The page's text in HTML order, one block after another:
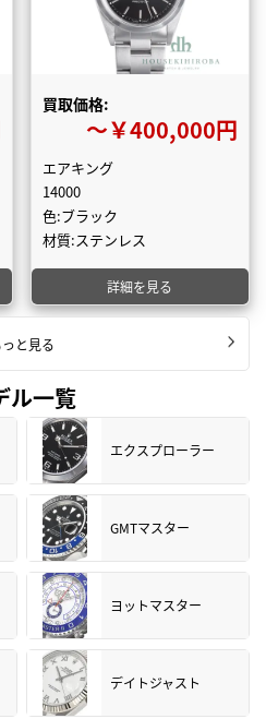
買取価格:
〜￥400,000円
エアキング
14000
色:ブラック
材質:ステンレス
詳細を見る
と見る
ル一覧
エクスプローラー
GMTマスター
ヨットマスター
デイトジャスト